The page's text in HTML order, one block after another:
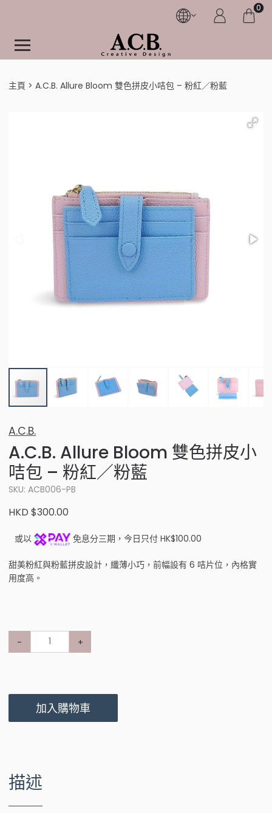
0
主頁 A.C.B. Allure Bloom 雙色拼皮小咭包 – 粉紅／粉藍
A.C.B.
A.C.B. Allure Bloom 雙色拼皮小
咭包 – 粉紅／粉藍
SKU: ACB006-PB
HKD $300.00
或以 免息分三期，今日只付 HK$100.00
甜美粉紅與粉藍拼皮設計，纖薄小巧，前幅設有 6 咭片位，內格實
用度高。
- +
加入購物車
描述